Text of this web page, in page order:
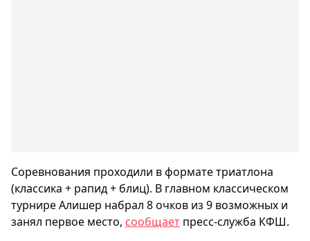
Соревнования проходили в формате триатлона
(классика + рапид + блиц). В главном классическом
турнире Алишер набрал 8 очков из 9 возможных и
занял первое место, сообщает пресс-служба КФШ.